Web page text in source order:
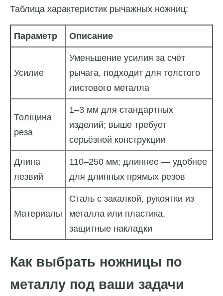
Таблица характеристик рычажных ножниц:
Параметр Описание
Усилие
Уменьшение усилия за счёт
рычага, подходит для толстого
листового металла
Толщина
реза
1–3 мм для стандартных
изделий; выше требует
серьёзной конструкции
Длина
лезвий
110–250 мм; длиннее — удобнее
для длинных прямых резов
Материалы
Сталь с закалкой, рукоятки из
металла или пластика,
защитные накладки
Как выбрать ножницы по
металлу под ваши задачи